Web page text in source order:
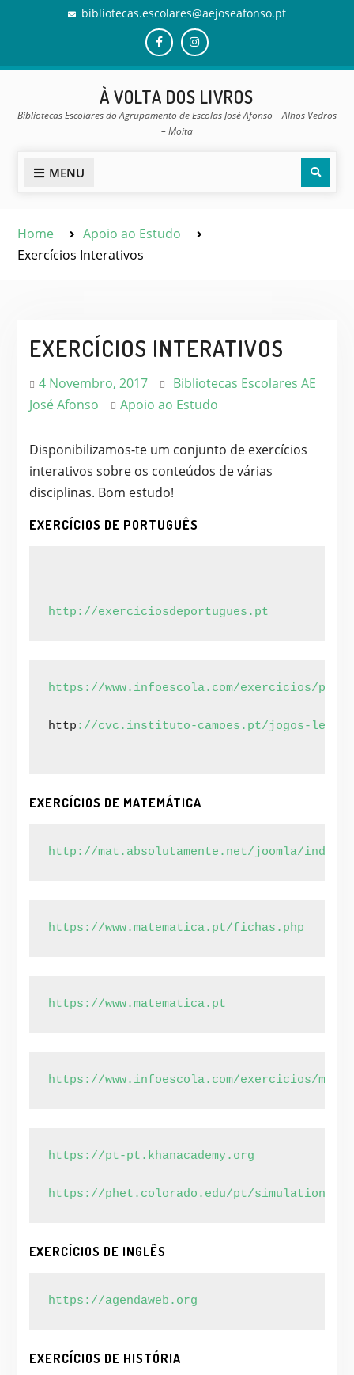
bibliotecas.escolares@aejoseafonso.pt
À VOLTA DOS LIVROS
Bibliotecas Escolares do Agrupamento de Escolas José Afonso – Alhos Vedros
– Moita
MENU
Home
Apoio ao Estudo
Exercícios Interativos
EXERCÍCIOS INTERATIVOS
4 Novembro, 2017
Bibliotecas Escolares AE
José Afonso
Apoio ao Estudo
Disponibilizamos-te um conjunto de exercícios
interativos sobre os conteúdos de várias
disciplinas. Bom estudo!
EXERCÍCIOS DE PORTUGUÊS
http://exerciciosdeportugues.pt
https://www.infoescola.com/exercicios/
http ://cvc.instituto-camoes.pt/jogos-
EXERCÍCIOS DE MATEMÁTICA
http://mat.absolutamente.net/joomla/
https://www.matematica.pt/fichas.php
https://www.matematica.pt
https://www.infoescola.com/exercicios/
https://pt-pt.khanacademy.org
https://phet.colorado.edu/pt/simulations/
EXERCÍCIOS DE INGLÊS
https://agendaweb.org
EXERCÍCIOS DE HISTÓRIA